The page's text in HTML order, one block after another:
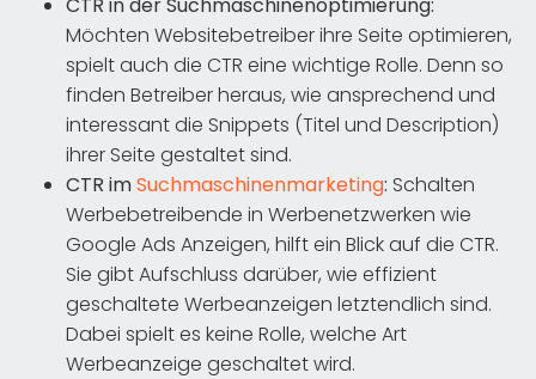
Möchten Websitebetreiber ihre Seite optimieren,
spielt auch die CTR eine wichtige Rolle. Denn so
finden Betreiber heraus, wie ansprechend und
interessant die Snippets (Titel und Description)
ihrer Seite gestaltet sind.
CTR imSuchmaschinenmarketing: Schalten
Werbebetreibende in Werbenetzwerken wie
Google Ads Anzeigen, hilft ein Blick auf die CTR.
Sie gibt Aufschluss darüber, wie effizient
geschaltete Werbeanzeigen letztendlich sind.
Dabei spielt es keine Rolle, welche Art
Werbeanzeige geschaltet wird.